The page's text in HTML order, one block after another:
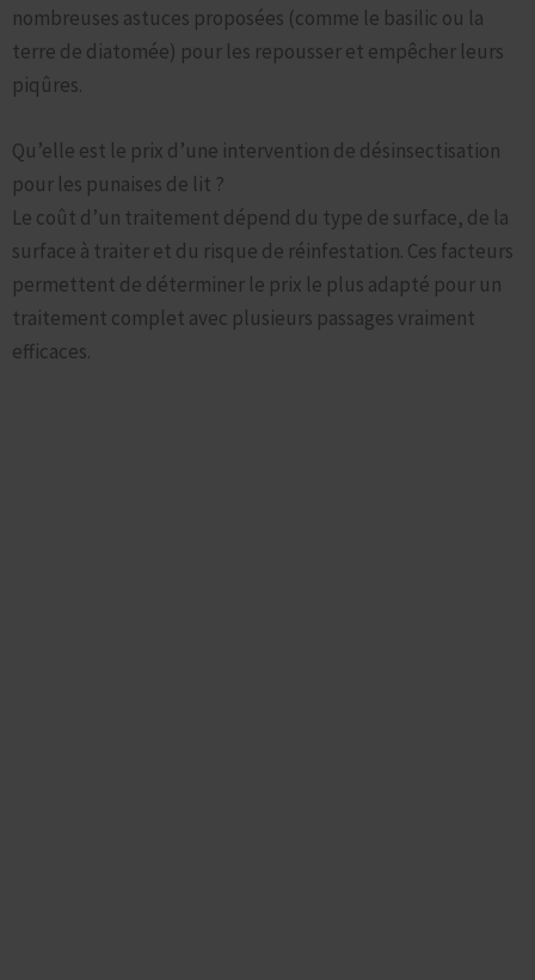
nombreuses astuces proposées (comme le basilic ou la
terre de diatomée) pour les repousser et empêcher leurs
piqûres.
Qu’elle est le prix d’une intervention de désinsectisation
pour les punaises de lit ?
Le coût d’un traitement dépend du type de surface, de la
surface à traiter et du risque de réinfestation. Ces facteurs
permettent de déterminer le prix le plus adapté pour un
traitement complet avec plusieurs passages vraiment
efficaces.